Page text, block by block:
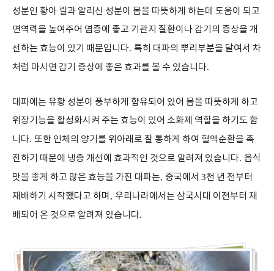
성분인 황아 릴과 알리신 성분이 몸을 따뜻하게 하는데 도움이 되고
면역력을 높여주어 염증에 좋고 기관지 질환이나 감기의 증상을 개
선하는 효능이 있기 때문입니다. 특히 대파의 뿌리부분을 달여서 차
처럼 마시면 감기 증상에 좋은 효과를 볼 수 있습니다.
대파에는 유황 성분이 풍부하게 함유되어 있어 몸을 따뜻하게 하고
위장기능을 활성화시켜 주는 효능이 있어 소화제 역할을 하기도 합
니다. 또한 인체의 양기를 위아래로 잘 통하게 하여 혈액순환을 촉
진하기 때문에 냉증 개선에 효과적인 것으로 알려져 있습니다. 음식
맛을 좋게 하고 많은 효능을 가진 대파는, 중국에서 3천 년 전부터
재배하기 시작했다고 하며 , 우리나라에서는 삼국시대 이전부터 재
배되어 온 것으로 알려져 있습니다.